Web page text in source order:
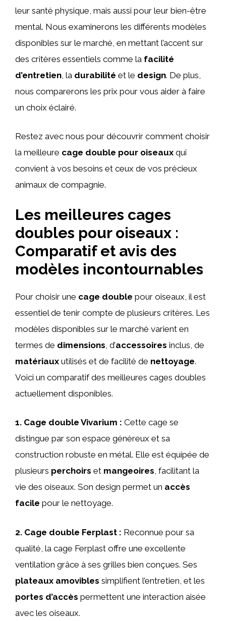
leur santé physique, mais aussi pour leur bien-être
mental. Nous examinerons les différents modèles
disponibles sur le marché, en mettant l’accent sur
des critères essentiels comme la facilité
d’entretien , la durabilité et le design. De plus,
nous comparerons les prix pour vous aider à faire
un choix éclairé.
Restez avec nous pour découvrir comment choisir
la meilleure cage double pour oiseaux qui
convient à vos besoins et ceux de vos précieux
animaux de compagnie.
Les meilleures cages
doubles pour oiseaux :
Comparatif et avis des
modèles incontournables
Pour choisir une cage double pour oiseaux, il est
essentiel de tenir compte de plusieurs critères. Les
modèles disponibles sur le marché varient en
termes de dimensions , d’accessoires inclus, de
matériaux utilisés et de facilité de nettoyage.
Voici un comparatif des meilleures cages doubles
actuellement disponibles.
1. Cage double Vivarium : Cette cage se
distingue par son espace généreux et sa
construction robuste en métal. Elle est équipée de
plusieurs perchoirs et mangeoires, facilitant la
vie des oiseaux. Son design permet un accès
facile pour le nettoyage.
2. Cage double Ferplast : Reconnue pour sa
qualité, la cage Ferplast offre une excellente
ventilation grâce à ses grilles bien conçues. Ses
plateaux amovibles simplifient l’entretien, et les
portes d’accès permettent une interaction aisée
avec les oiseaux.